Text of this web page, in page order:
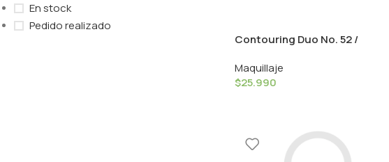
En stock
Pedido realizado
Contouring Duo No. 52 /
Maquillaje
$25.990